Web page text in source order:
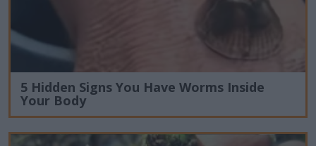
5 Hidden Signs You Have Worms Inside
Your Body